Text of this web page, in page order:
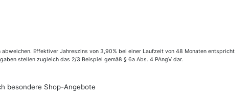
Effektiver Jahreszins von 3,90% bei einer Laufzeit von 48 Monaten entspricht
stellen zugleich das 2/3 Beispiel gemäß § 6a Abs. 4 PAngV dar.
besondere Shop-Angebote